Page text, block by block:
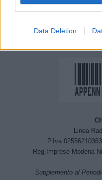
Data Deletion
Linea
P.Iva
Reg.Imprese Modena
Supplemento al